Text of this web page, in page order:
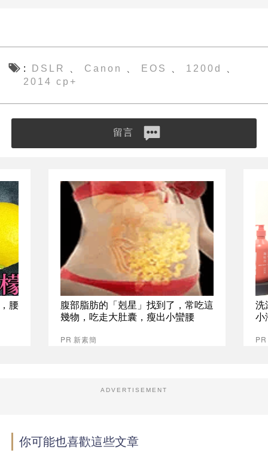
DSLR Canon EOS 1200d
2014 cp+
留言
腰
腹部脂肪的「剋星」找到了，常吃這
幾物，吃走大肚囊，瘦出小蠻腰
PR 新素簡
洗
小
ADVERTISEMENT
你可能也喜歡這些文章